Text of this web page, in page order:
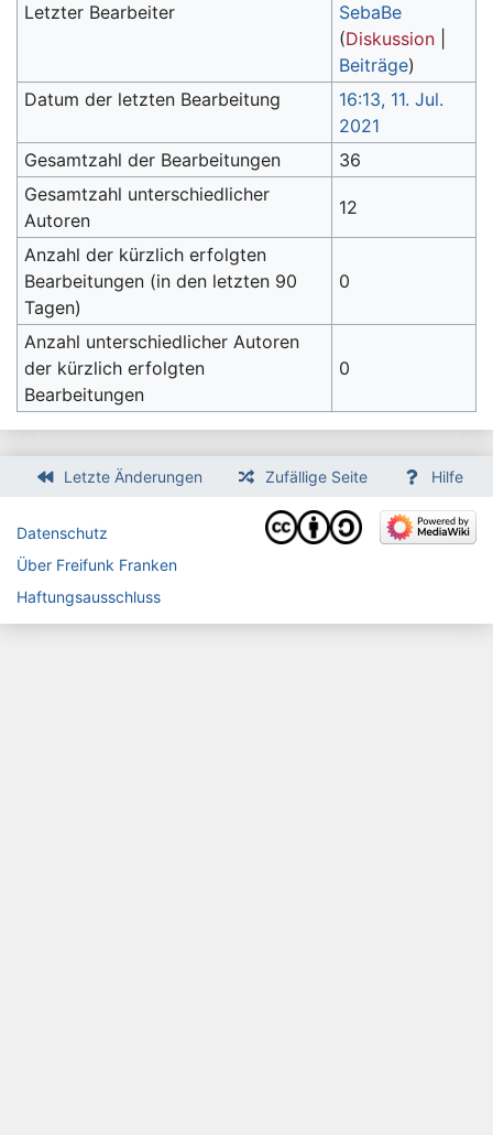
Letzter Bearbeiter
SebaBe
(Diskussion
Beiträge)
Datum der letzten Bearbeitung
16:13, 11. Jul.
2021
Gesamtzahl der Bearbeitungen
36
Gesamtzahl unterschiedlicher
Autoren
12
Anzahl der kürzlich erfolgten
Bearbeitungen (in den letzten 90
Tagen)
0
Anzahl unterschiedlicher Autoren
der kürzlich erfolgten
Bearbeitungen
0
Letzte Änderungen Zufällige Seite Hilfe
Datenschutz
Über Freifunk Franken
Haftungsausschluss